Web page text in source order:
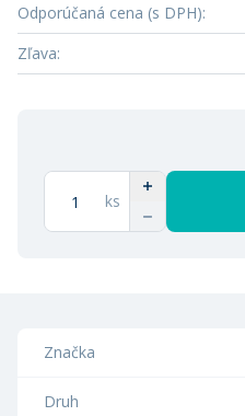
Odporúčaná cena (s DPH):
Zľava:
ks
Značka
Druh